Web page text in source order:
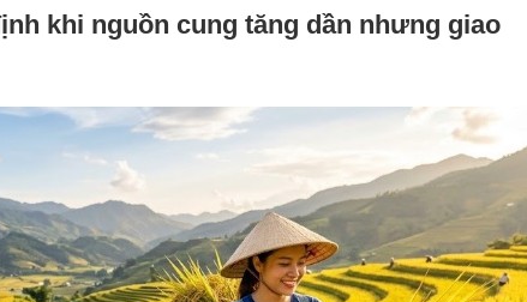
khi nguồn cung tăng dần nhưng giao